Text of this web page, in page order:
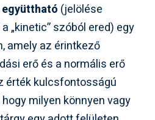
(jelölése
a „kinetic” szóból ered) egy
amely az érintkező
erő és a normális erő
érték kulcsfontosságú
milyen könnyen vagy